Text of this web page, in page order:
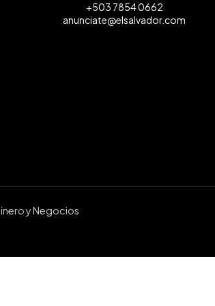
+503 7854 0662
anunciate@elsalvador.com
y Negocios